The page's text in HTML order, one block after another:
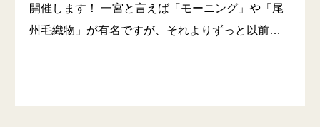
開催します！ 一宮と言えば「モーニング」や「尾
州毛織物」が有名ですが、それよりずっと以前…